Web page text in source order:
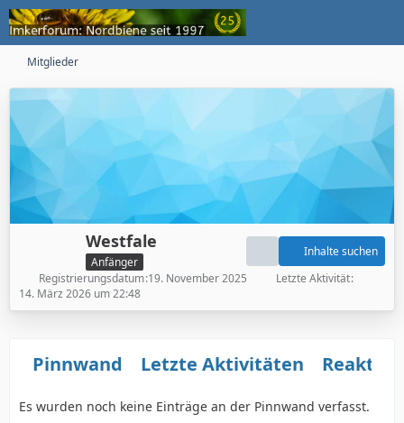
Mitglieder
Westfale
Anfänger
Inhalte suchen
Registrierungsdatum 19. November 2025
Letzte Aktivität
14. März 2026 um 22:48
Pinnwand Letzte Aktivitäten
Es wurden noch keine Einträge an der Pinnwand verfasst.